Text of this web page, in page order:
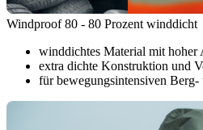
Windproof 80 - 80 Prozent winddicht
winddichtes Material mit hoher
extra dichte Konstruktion und
für bewegungsintensiven